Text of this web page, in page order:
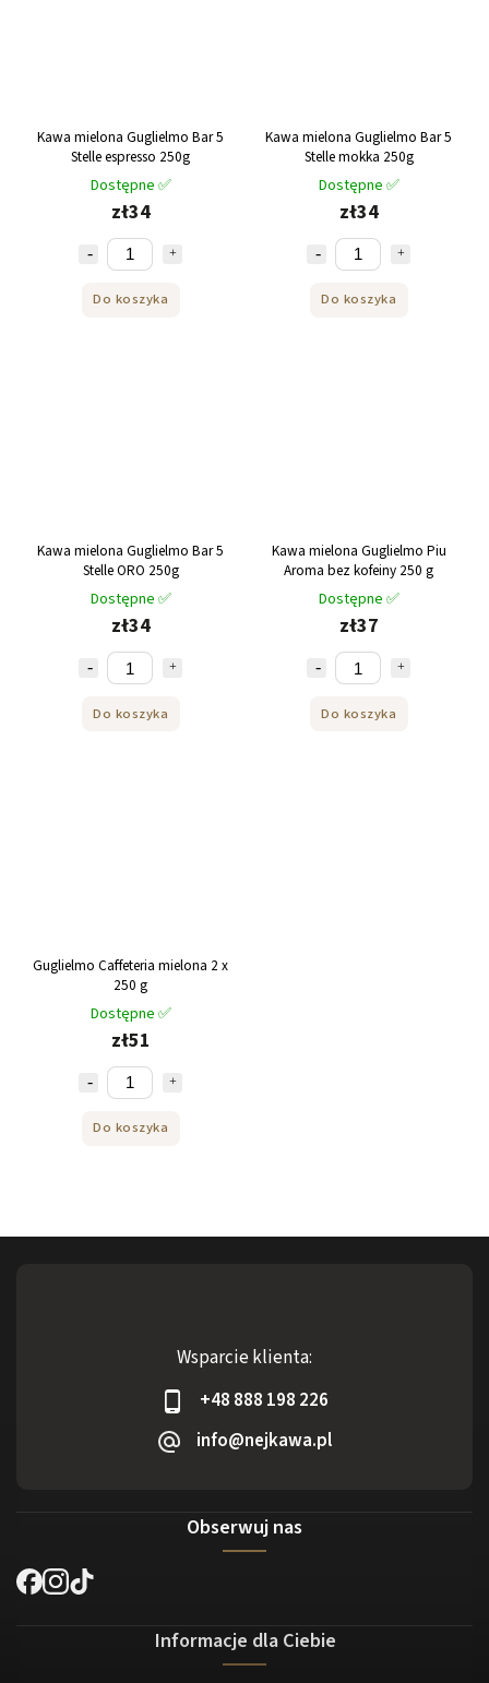
Kawa mielona Guglielmo Bar 5
Stelle espresso 250g
Dostępne ✅
zł34
Do koszyka
Kawa mielona Guglielmo Bar 5
Stelle mokka 250g
Dostępne ✅
zł34
Do koszyka
Kawa mielona Guglielmo Bar 5
Stelle ORO 250g
Dostępne ✅
zł34
Do koszyka
Kawa mielona Guglielmo Piu
Aroma bez kofeiny 250 g
Dostępne ✅
zł37
Do koszyka
Guglielmo Caffeteria mielona 2 x
250 g
Dostępne ✅
zł51
Do koszyka
Wsparcie klienta:
+48 888 198 226
info@nejkawa.pl
Obserwuj nas
Informacje dla Ciebie